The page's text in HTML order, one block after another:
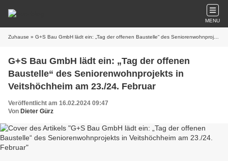
MENU
Zuhause » G+S Bau GmbH lädt ein: „Tag der offenen Baustelle“ des Seniorenwohnprojekts in Veitshöchheim am 23./24. Februar
G+S Bau GmbH lädt ein: „Tag der offenen
Baustelle“ des Seniorenwohnprojekts in
Veitshöchheim am 23./24. Februar
Veröffentlicht am 16.02.2024 09:47
Von Dieter Gürz